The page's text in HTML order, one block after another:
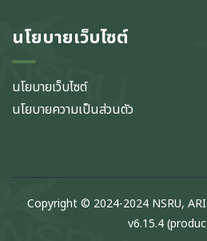
นโยบายเว็บไซต์
นโยบายเว็บไซต์
นโยบายความเป็นส่วนตัว
Copyright © 2024-2024 NSRU,
v6.15.4